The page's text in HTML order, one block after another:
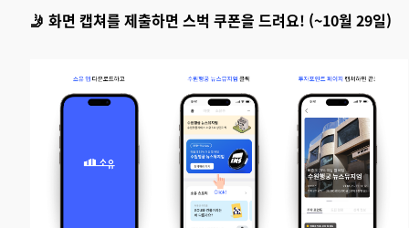
🤳 화면 캡쳐를 제출하면 스벅 쿠폰을 드려요! (~10월 29일)